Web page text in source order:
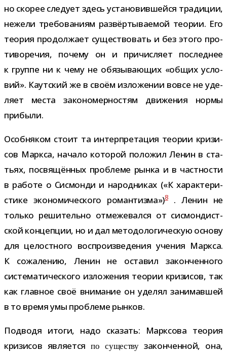
но ско­рее сле­дует здесь уста­но­вив­шейся тра­ди­ции,
нежели тре­бо­ва­ниям раз­вёр­ты­ва­е­мой тео­рии. Его
тео­рия про­дол­жает суще­ство­вать и без этого про­
ти­во­ре­чия, почему он и при­чис­ляет послед­нее
к группе ни к чему не обя­зы­ва­ю­щих «общих усло­
вий». Каутский же в своём изло­же­нии вовсе не уде­
ляет места зако­но­мер­но­стям дви­же­ния нормы
прибыли.
Особняком стоит та интер­пре­та­ция тео­рии кри­зи­
сов Маркса, начало кото­рой поло­жил Ленин в ста­
тьях, посвя­щён­ных про­блеме рынка и в част­но­сти
в работе о Сисмонди и народ­ни­ках («К харак­те­ри­
стике эко­но­ми­че­ского роман­тизма»)8. Ленин не
только реши­тельно отме­же­вался от сис­мон­дист­
ской кон­цеп­ции, но и дал мето­до­ло­ги­че­скую основу
для целост­ного вос­про­из­ве­де­ния уче­ния Маркса.
К сожа­ле­нию, Ленин не оста­вил закон­чен­ного
систе­ма­ти­че­ского изло­же­ния тео­рии кри­зи­сов, так
как глав­ное своё вни­ма­ние он уде­лял зани­мав­шей
в то время умы про­блеме рынков.
Подводя итоги, надо ска­зать: Марксова тео­рия
кри­зи­сов явля­етсяпо суще­ствузакон­чен­ной, она,